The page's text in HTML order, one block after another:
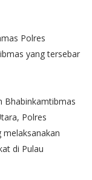
Polres
yang tersebar
Bhabinkamtibmas
Polres
melaksanakan
di Pulau